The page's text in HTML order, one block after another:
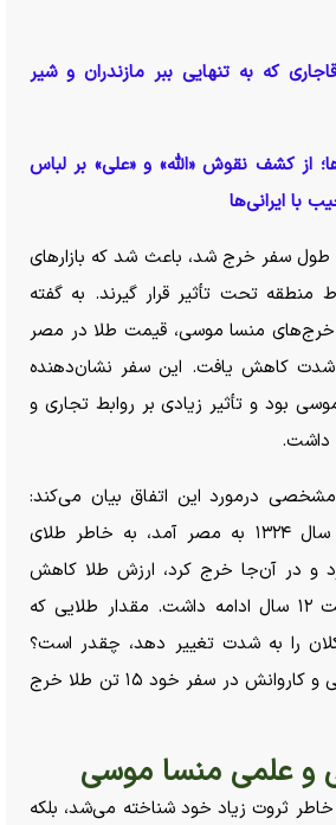
که به تنهایی ببر مازندران و شیر
از کشف نقوش «الله» و «علی» بر لباس
با ایرانی‌ها
طول سفر خرج شد، باعث شد که بازار‌های
منطقه تحت تأثیر قرار گیرند. به گفته
خرج‌های منسا موسی، قیمت طلا در مصر
کاهش یافت. این سفر نشان‌دهنده
بود و تأثیر زیادی بر روابط تجاری و
داشت.
درمورد این اتفاق بیان می‌کند:
وقتی منسا موسی در سال ۱۳۲۴ به مصر آمد، به خاطر طلای
و در آن‌جا خرج کرد، ارزش طلا کاهش
پیدا کرد و این وضعیت ۱۲ سال ادامه داشت. مقدار طلایی که
کلان را به شدت تغییر دهد، چقدر است؟
طبق یک تخمین، موسی و کاروانش در سفر خود ۱۵ تن طلا خرج
و علمی منسا موسی
ثروت زیاد خود شناخته می‌شد، بلکه